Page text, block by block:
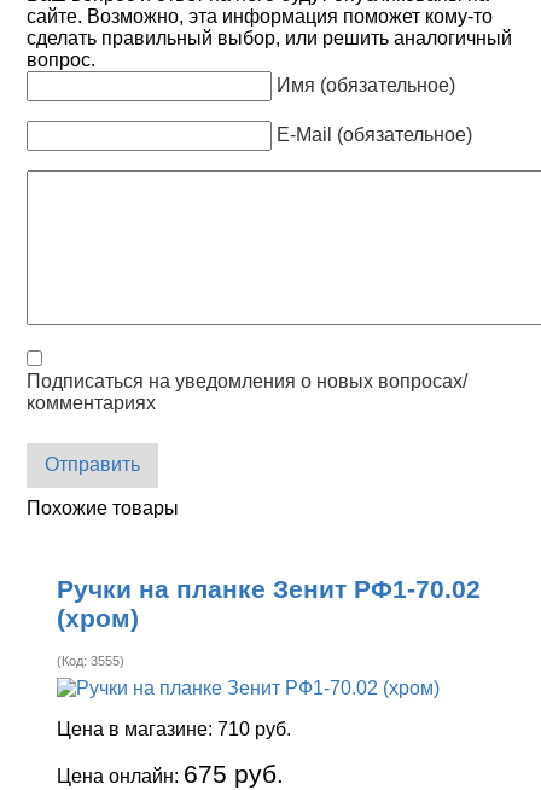
сайте. Возможно, эта информация поможет кому-то
сделать правильный выбор, или решить аналогичный
вопрос.
Имя (обязательное)
E-Mail (обязательное)
Подписаться на уведомления о новых вопросах/
комментариях
Отправить
Похожие товары
Ручки на планке Зенит РФ1-70.02
(хром)
(Код:3555)
Цена в магазине:710 руб.
Цена онлайн: 675 руб.